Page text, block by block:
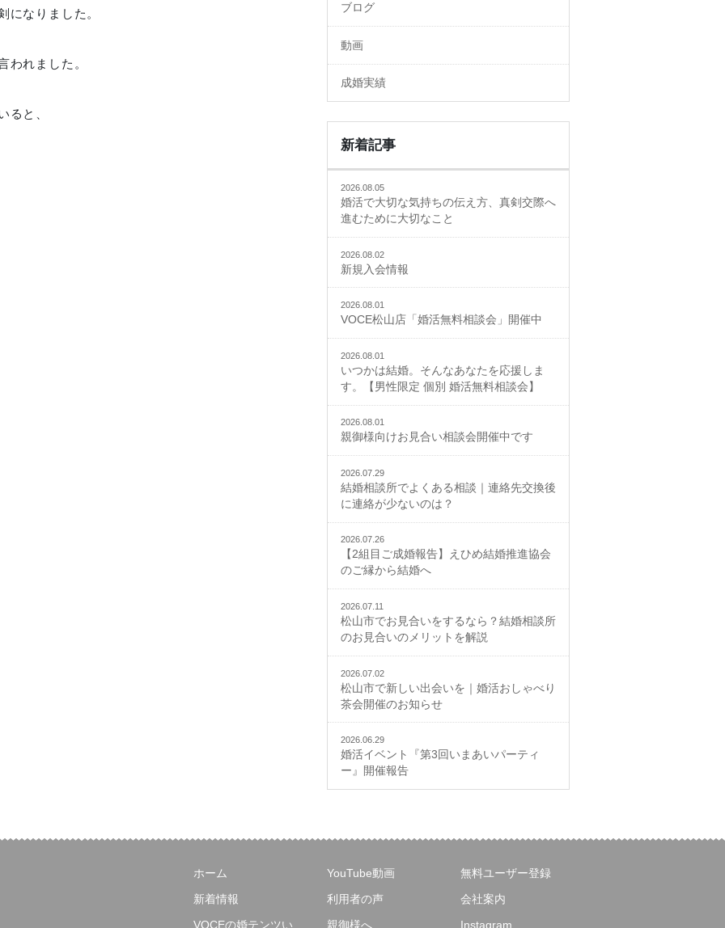
になりました。
われました。
ると、
ブログ
動画
成婚実績
新着記事
2026.08.05
婚活で大切な気持ちの伝え方、真剣交際へ
進むために大切なこと
2026.08.02
新規入会情報
2026.08.01
VOCE松山店「婚活無料相談会」開催中
2026.08.01
いつかは結婚。そんなあなたを応援しま
す。【男性限定 個別 婚活無料相談会】
2026.08.01
親御様向けお見合い相談会開催中です
2026.07.29
結婚相談所でよくある相談｜連絡先交換後
に連絡が少ないのは？
2026.07.26
【2組目ご成婚報告】えひめ結婚推進協会
のご縁から結婚へ
2026.07.11
松山市でお見合いをするなら？結婚相談所
のお見合いのメリットを解説
2026.07.02
松山市で新しい出会いを｜婚活おしゃべり
茶会開催のお知らせ
2026.06.29
婚活イベント『第3回いまあいパーティ
ー』開催報告
ホーム
新着情報
VOCEの婚テンツい
YouTube動画
利用者の声
親御様へ
無料ユーザー登録
会社案内
Instagram